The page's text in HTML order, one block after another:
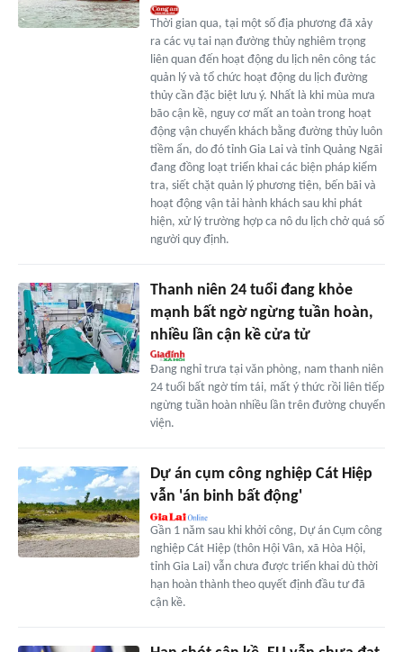
Thời gian qua, tại một số địa phương đã xảy
ra các vụ tai nạn đường thủy nghiêm trọng
liên quan đến hoạt động du lịch nên công tác
quản lý và tổ chức hoạt động du lịch đường
thủy cần đặc biệt lưu ý. Nhất là khi mùa mưa
bão cận kề, nguy cơ mất an toàn trong hoạt
động vận chuyển khách bằng đường thủy luôn
tiềm ẩn, do đó tỉnh Gia Lai và tỉnh Quảng Ngãi
đang đồng loạt triển khai các biện pháp kiểm
tra, siết chặt quản lý phương tiện, bến bãi và
hoạt động vận tải hành khách sau khi phát
hiện, xử lý trường hợp ca nô du lịch chở quá số
người quy định.
Thanh niên 24 tuổi đang khỏe
mạnh bất ngờ ngừng tuần hoàn,
nhiều lần cận kề cửa tử
Đang nghỉ trưa tại văn phòng, nam thanh niên
24 tuổi bất ngờ tím tái, mất ý thức rồi liên tiếp
ngừng tuần hoàn nhiều lần trên đường chuyển
viện.
Dự án cụm công nghiệp Cát Hiệp
vẫn 'án binh bất động'
Gần 1 năm sau khi khởi công, Dự án Cụm công
nghiệp Cát Hiệp (thôn Hội Vân, xã Hòa Hội,
tỉnh Gia Lai) vẫn chưa được triển khai dù thời
hạn hoàn thành theo quyết định đầu tư đã
cận kề.